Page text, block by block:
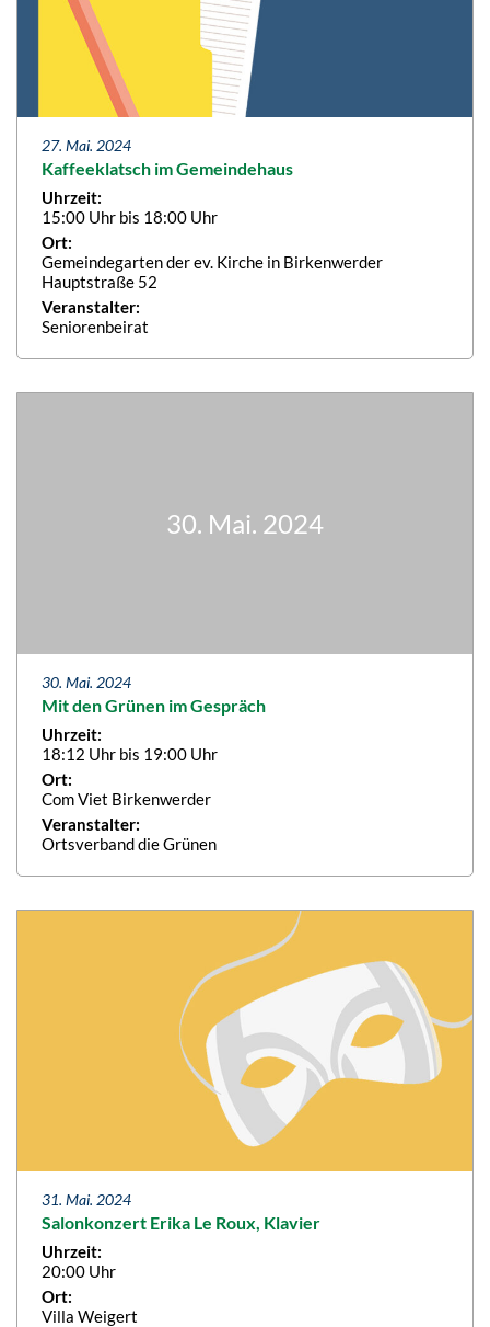
27. Mai. 2024
Kaffeeklatsch im Gemeindehaus
Uhrzeit:
15:00 Uhr bis 18:00 Uhr
Ort:
Gemeindegarten der ev. Kirche in Birkenwerder
Hauptstraße 52
Veranstalter:
Seniorenbeirat
30. Mai. 2024
30. Mai. 2024
Mit den Grünen im Gespräch
Uhrzeit:
18:12 Uhr bis 19:00 Uhr
Ort:
Com Viet Birkenwerder
Veranstalter:
Ortsverband die Grünen
31. Mai. 2024
Salonkonzert Erika Le Roux, Klavier
Uhrzeit:
20:00 Uhr
Ort:
Villa Weigert